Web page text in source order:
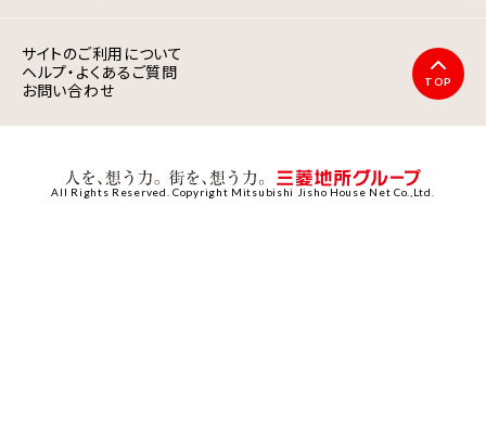
サイトのご利用について
ヘルプ・よくあるご質問
お問い合わせ
TOP
All Rights Reserved. Copyright Mitsubishi Jisho House Net Co.,Ltd.